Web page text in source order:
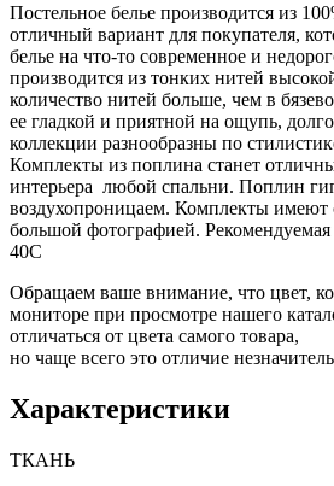
Постельное белье производится из
отличный вариант для покупателя,
белье на что-то современное и
производится из тонких нитей
количество нитей больше, чем в
ее гладкой и приятной на ощупь,
коллекции разнообразны по
Комплекты из поплина станет
интерьера любой спальни. Поплин
воздухопроницаем. Комплекты имеют
большой фотографией. Рекомендуемая
40С
Обращаем ваше внимание, что цвет,
мониторе при просмотре нашего
отличаться от цвета самого товара,
но чаще всего это отличие
Характеристики
ТКАНЬ